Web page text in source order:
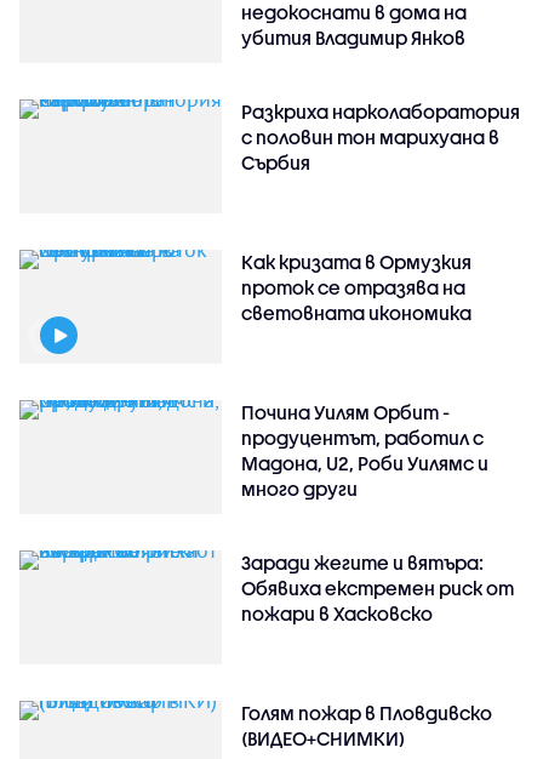
недокоснати в дома на
убития Владимир Янков
Разкриха нарколаборатория
с половин тон марихуана в
Сърбия
Как кризата в Ормузкия
проток се отразява на
световната икономика
Почина Уилям Орбит -
продуцентът, работил с
Мадона, U2, Роби Уилямс и
много други
Заради жегите и вятъра:
Обявиха екстремен риск от
пожари в Хасковско
Голям пожар в Пловдивско
(ВИДЕО+СНИМКИ)